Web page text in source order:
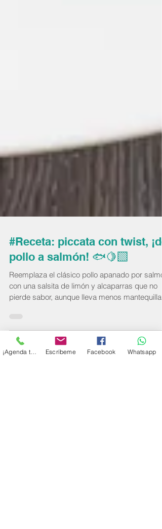
#Receta: piccata con twist, ¡de
pollo a salmón! 🐟🍋‍🟩
Reemplaza el clásico pollo apanado por
En un toque, 15 minutos. Rápida, rica y perfecta
para cualquier día. Acompáñala con ensalada
fresca y arroz de coliflor si buscas algo más
¡Agenda tu cita! Escríbeme Facebook Whatsapp